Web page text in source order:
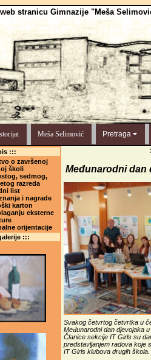
stranicu Gimnazije "Meša
Meša Selimović Pretraga
:::
o završenoj
školi
sedmog,
razreda
list
i nagrade
karton
eksterne
orijentacije
:::
Međunarodni dan
Svakog četvrtog četvrtka u
Međunarodni dan djevojaka
Članice sekcije IT Girls su
predstavljanjem radova koje
IT Girls klubova drugih škola.